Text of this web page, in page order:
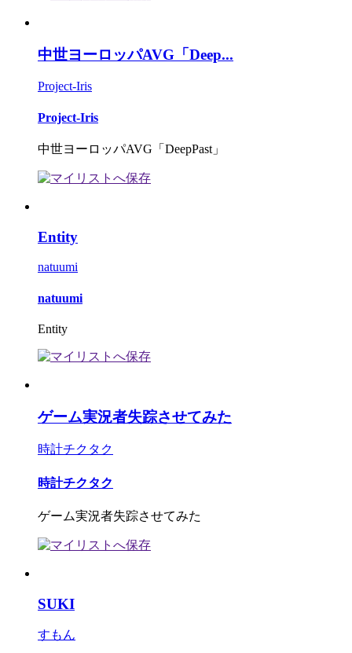
中世ヨーロッパAVG「Deep...
Project-Iris
Project-Iris
中世ヨーロッパAVG「DeepPast」
Entity
natuumi
natuumi
Entity
ゲーム実況者失踪させてみた
時計チクタク
時計チクタク
ゲーム実況者失踪させてみた
SUKI
すもん